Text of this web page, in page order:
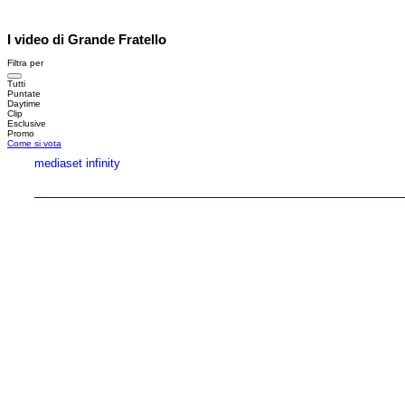
I video di Grande Fratello
Filtra per
Tutti
Puntate
Daytime
Clip
Esclusive
Promo
Come si vota
mediaset infinity